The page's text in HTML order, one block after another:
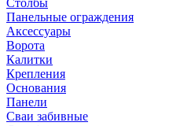
Столбы
Панельные ограждения
Аксессуары
Ворота
Калитки
Крепления
Основания
Панели
Сваи забивные